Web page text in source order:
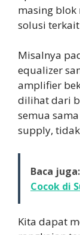
masing
solusi
Misalnya
equalizer
amplifier
dilihat dari
semua
supply,
Baca juga:
Cocok di
Kita dapat